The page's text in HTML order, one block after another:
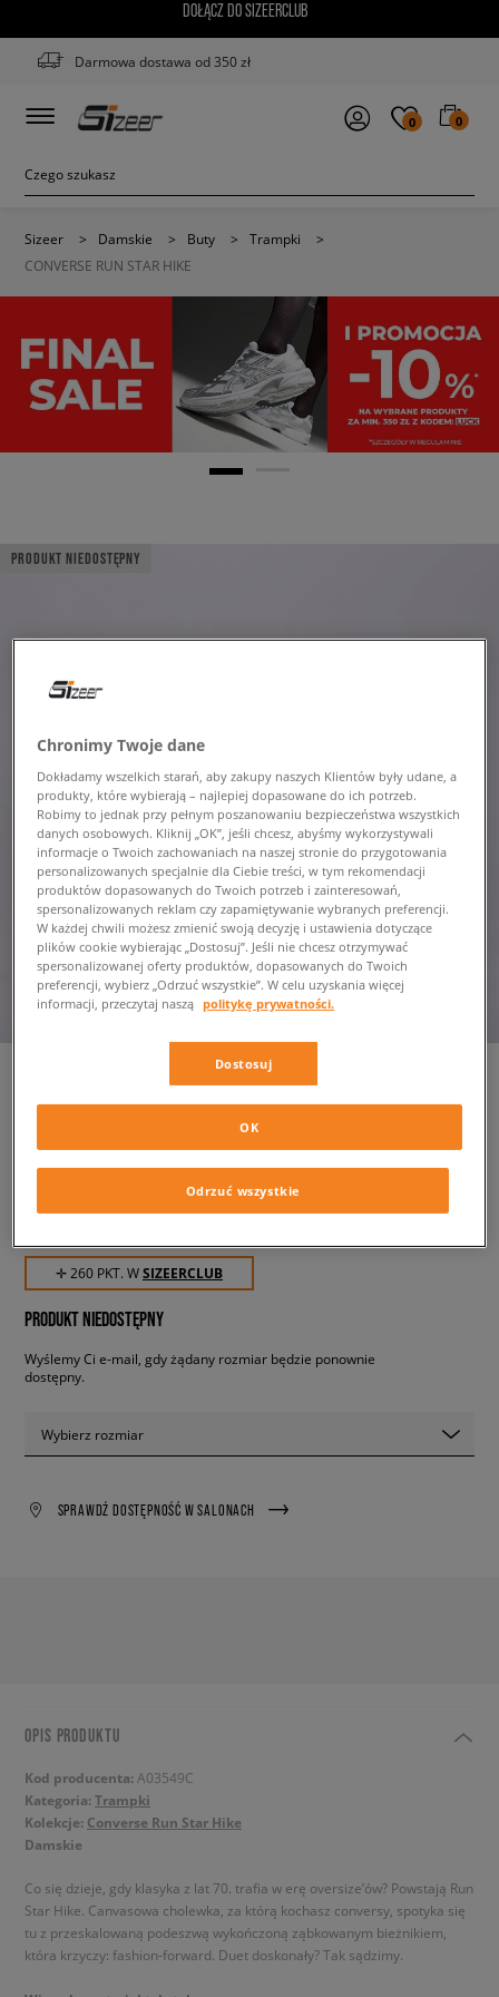
DOŁĄCZ DO SIZEERCLUB
Darmowa dostawa od 350 zł
0 0
Sizeer > Damskie > Buty > Trampki
>
CONVERSE RUN STAR HIKE
PRODUKT NIEDOSTĘPNY
damskie, trampki
✛ 260 PKT. WSIZEERCLUB
PRODUKT NIEDOSTĘPNY
Wyślemy Ci e-mail, gdy żądany rozmiar będzie ponownie
dostępny.
Wybierz rozmiar
SPRAWDŹ DOSTĘPNOŚĆ W SALONACH
OPIS PRODUKTU
Kod producenta: A03549C
Kategoria:Trampki
Kolekcje: Converse Run Star Hike
Damskie
Co się dzieje, gdy klasyka z lat 70. trafia w erę oversize’ów? Powstają Run
Star Hike. Canvasowa cholewka, za którą kochasz conversy, spotyka się
tu z przeskalowaną podeszwą wykończoną ząbkowanym bieżnikiem,
która krzyczy: fashion-forward. Duet doskonały? Tak sądzimy.
Chronimy Twoje dane
Dokładamy wszelkich starań, aby zakupy naszych Klientów były udane, a
produkty, które wybierają – najlepiej dopasowane do ich potrzeb.
Robimy to jednak przy pełnym poszanowaniu bezpieczeństwa wszystkich
danych osobowych. Kliknij „OK”, jeśli chcesz, abyśmy wykorzystywali
informacje o Twoich zachowaniach na naszej stronie do przygotowania
personalizowanych specjalnie dla Ciebie treści, w tym rekomendacji
produktów dopasowanych do Twoich potrzeb i zainteresowań,
spersonalizowanych reklam czy zapamiętywanie wybranych preferencji.
W każdej chwili możesz zmienić swoją decyzję i ustawienia dotyczące
plików cookie wybierając „Dostosuj”. Jeśli nie chcesz otrzymywać
spersonalizowanej oferty produktów, dopasowanych do Twoich
preferencji, wybierz „Odrzuć wszystkie”. W celu uzyskania więcej
informacji, przeczytaj naszą politykę prywatności.
Dostosuj
Odrzuć wszystkie
OK